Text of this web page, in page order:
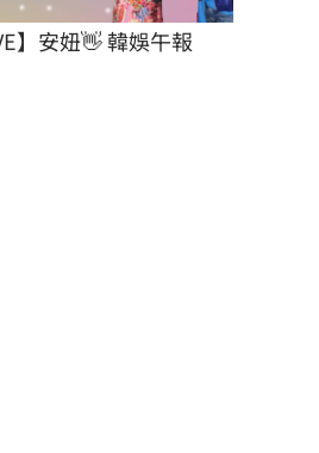
】安妞👋 韓娛午報